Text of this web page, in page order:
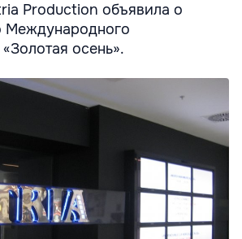
Production объявила о
Международного
осень».